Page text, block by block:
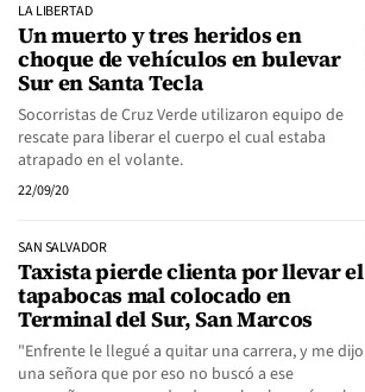
LA LIBERTAD
Un muerto y tres heridos en
choque de vehículos en bulevar
Sur en Santa Tecla
Socorristas de Cruz Verde utilizaron equipo de
rescate para liberar el cuerpo el cual estaba
atrapado en el volante.
22/09/20
SAN SALVADOR
Taxista pierde clienta por llevar el
tapabocas mal colocado en
Terminal del Sur, San Marcos
"Enfrente le llegué a quitar una carrera, y me dijo
una señora que por eso no buscó a ese